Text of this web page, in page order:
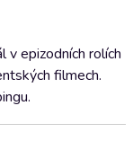
v epizodních rolích
filmech.